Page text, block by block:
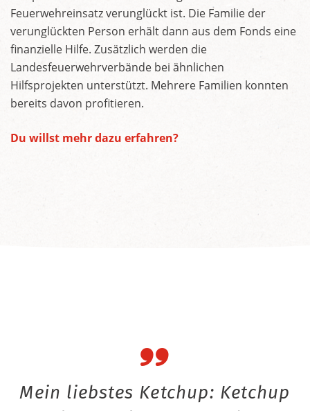
Feuerwehreinsatz verunglückt ist. Die Familie der
verunglückten Person erhält dann aus dem Fonds eine
finanzielle Hilfe. Zusätzlich werden die
Landesfeuerwehrverbände bei ähnlichen
Hilfsprojekten unterstützt. Mehrere Familien konnten
bereits davon profitieren.
Du willst mehr dazu erfahren?
Mein liebstes Ketchup: Ketchup